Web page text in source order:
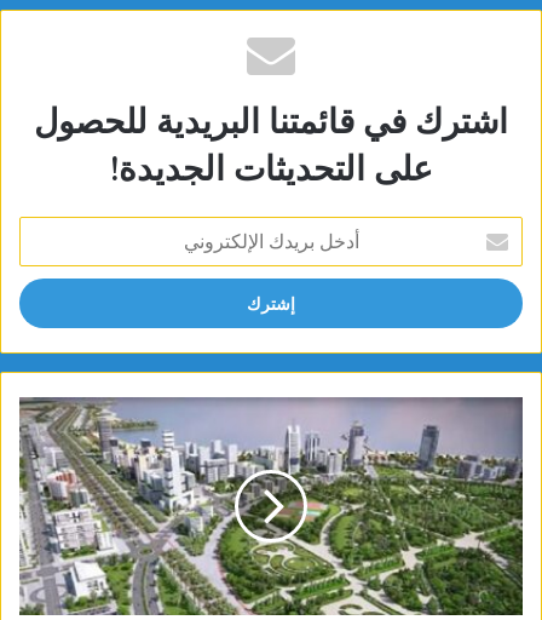
اشترك في قائمتنا البريدية للحصول
على التحديثات الجديدة!
بريدك
الإلكتروني